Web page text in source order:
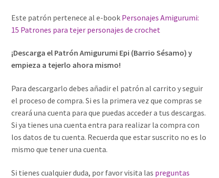
Este patrón pertenece al e-book Personajes Amigurumi:
15 Patrones para tejer personajes de crochet
¡Descarga el Patrón Amigurumi Epi (Barrio Sésamo) y
empieza a tejerlo ahora mismo!
Para descargarlo debes añadir el patrón al carrito y seguir
el proceso de compra. Si es la primera vez que compras se
creará una cuenta para que puedas acceder a tus descargas.
Si ya tienes una cuenta entra para realizar la compra con
los datos de tu cuenta. Recuerda que estar suscrito no es lo
mismo que tener una cuenta.
Si tienes cualquier duda, por favor visita las preguntas